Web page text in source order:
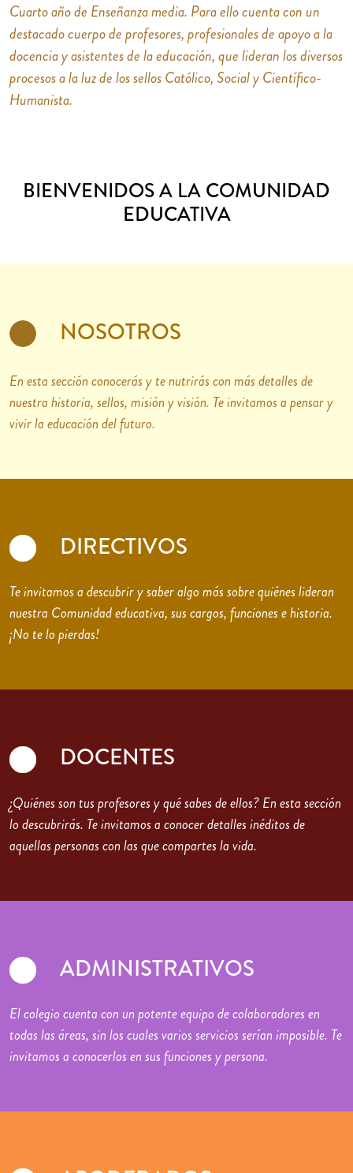
Cuarto año de Enseñanza media. Para ello cuenta con un
destacado cuerpo de profesores, profesionales de apoyo a la
docencia y asistentes de la educación, que lideran los diversos
procesos a la luz de los sellos Católico, Social y Científico-
Humanista.
BIENVENIDOS A LA COMUNIDAD
EDUCATIVA
NOSOTROS
En esta sección conocerás y te nutrirás con más detalles de
nuestra historia, sellos, misión y visión. Te invitamos a pensar y
vivir la educación del futuro.
DIRECTIVOS
Te invitamos a descubrir y saber algo más sobre quiénes lideran
nuestra Comunidad educativa, sus cargos, funciones e historia.
¡No te lo pierdas!
DOCENTES
¿Quiénes son tus profesores y qué sabes de ellos? En esta sección
lo descubrirás. Te invitamos a conocer detalles inéditos de
aquellas personas con las que compartes la vida.
ADMINISTRATIVOS
El colegio cuenta con un potente equipo de colaboradores en
todas las áreas, sin los cuales varios servicios serían imposible. Te
invitamos a conocerlos en sus funciones y persona.